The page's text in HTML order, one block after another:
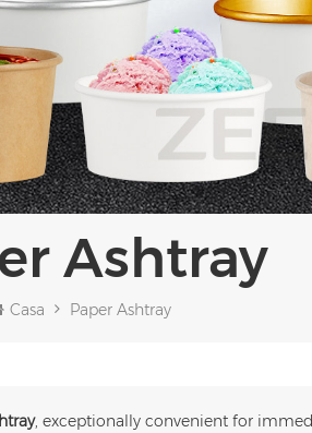
Ashtray
Casa Paper Ashtray
, exceptionally convenient for